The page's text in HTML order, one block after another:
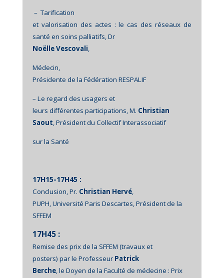
– Tarification
et valorisation des actes : le cas des réseaux de
santé en soins palliatifs, Dr
Noëlle Vescovali,
Médecin,
Présidente de la Fédération RESPALIF
– Le regard des usagers et
leurs différentes participations, M. Christian
Saout, Président du Collectif Interassociatif
sur la Santé
17H15-17H45 :
Conclusion, Pr. Christian Hervé,
PUPH, Université Paris Descartes, Président de la
SFFEM
17H45 :
Remise des prix de la SFFEM (travaux et
posters) par le Professeur Patrick
Berche, le Doyen de la Faculté de médecine : Prix